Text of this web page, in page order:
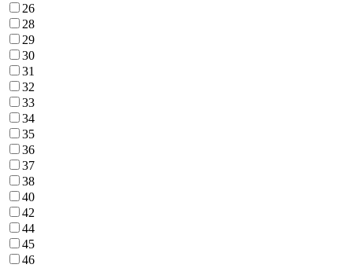
26
28
29
30
31
32
33
34
35
36
37
38
40
42
44
45
46